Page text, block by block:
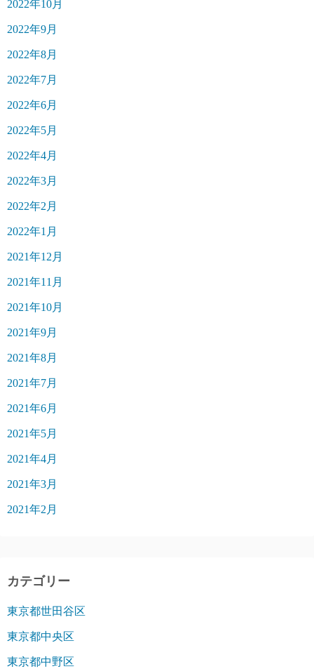
2022年10月
2022年9月
2022年8月
2022年7月
2022年6月
2022年5月
2022年4月
2022年3月
2022年2月
2022年1月
2021年12月
2021年11月
2021年10月
2021年9月
2021年8月
2021年7月
2021年6月
2021年5月
2021年4月
2021年3月
2021年2月
カテゴリー
東京都世田谷区
東京都中央区
東京都中野区